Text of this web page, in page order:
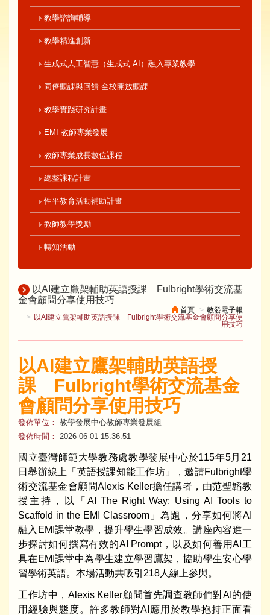
教學諮詢輔導
教學精進創新
生成式人工智慧（生成式 AI）融入專業教學
同儕觀課與回饋-全校開放觀課
教學實踐研究計畫
EMI 教師專業發展
教師專業成長數位課程
總整課程計畫
性平教育活動補助計畫
教師教學獎勵
轉知活動
以AI建立鷹架輔助英語授課 Fulbright學術交流基
金會顧問分享使用技巧
首頁
教發電子報
以AI建立鷹架輔助英語授課 Fulbright學術交流基金會顧問分享使
用技巧
以AI建立鷹架輔助英語授
課 Fulbright學術交流基金
會顧問分享使用技巧
發佈單位： 教學發展中心教師專業發展組
發佈時間：
2026-06-01 15:36:51
國立臺灣師範大學教務處教學發展中心於115年5月21
日舉辦線上「英語授課知能工作坊」，邀請Fulbright學
術交流基金會顧問Alexis Keller擔任講者，由范聖韜教
授主持，以「AI The Right Way: Using AI Tools to
Scaffold in the EMI Classroom」為題，分享如何將AI
融入EMI課堂教學，提升學生學習成效。講座內容進一
步探討如何撰寫有效的AI Prompt，以及如何善用AI工
具在EMI課堂中為學生建立學習鷹架，協助學生安心學
習學術英語。本場活動共吸引218人線上參與。
工作坊中，Alexis Keller顧問首先調查教師們對AI的使
用經驗與態度。許多教師對AI應用於教學抱持正面看